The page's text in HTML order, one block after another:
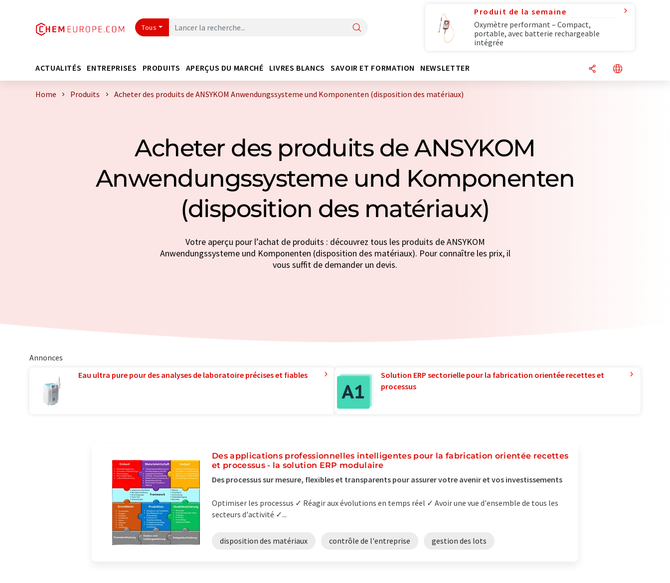
Tous
Produit de la semaine
Oxymètre performant – Compact,
portable, avec batterie rechargeable
intégrée
ACTUALITÉS ENTREPRISES PRODUITS APERÇUS DU MARCHÉ LIVRES BLANCS SAVOIR ET FORMATION NEWSLETTER
Home Produits Acheter des produits de ANSYKOM Anwendungssysteme und Komponenten (disposition des matériaux)
Acheter des produits de ANSYKOM
Anwendungssysteme und Komponenten
(disposition des matériaux)
Votre aperçu pour l’achat de produits : découvrez tous les produits de ANSYKOM
Anwendungssysteme und Komponenten (disposition des matériaux). Pour connaître les prix, il
vous suffit de demander un devis.
Annonces
Eau ultra pure pour des analyses de laboratoire précises et fiables
Solution ERP sectorielle pour la fabrication orientée recettes et
processus
Des applications professionnelles intelligentes pour la fabrication orientée recettes
et processus - la solution ERP modulaire
Des processus sur mesure, flexibles et transparents pour assurer votre avenir et vos investissements
Optimiser les processus ✓ Réagir aux évolutions en temps réel ✓ Avoir une vue d'ensemble de tous les
secteurs d'activité ✓...
disposition des matériaux contrôle de l'entreprise gestion des lots